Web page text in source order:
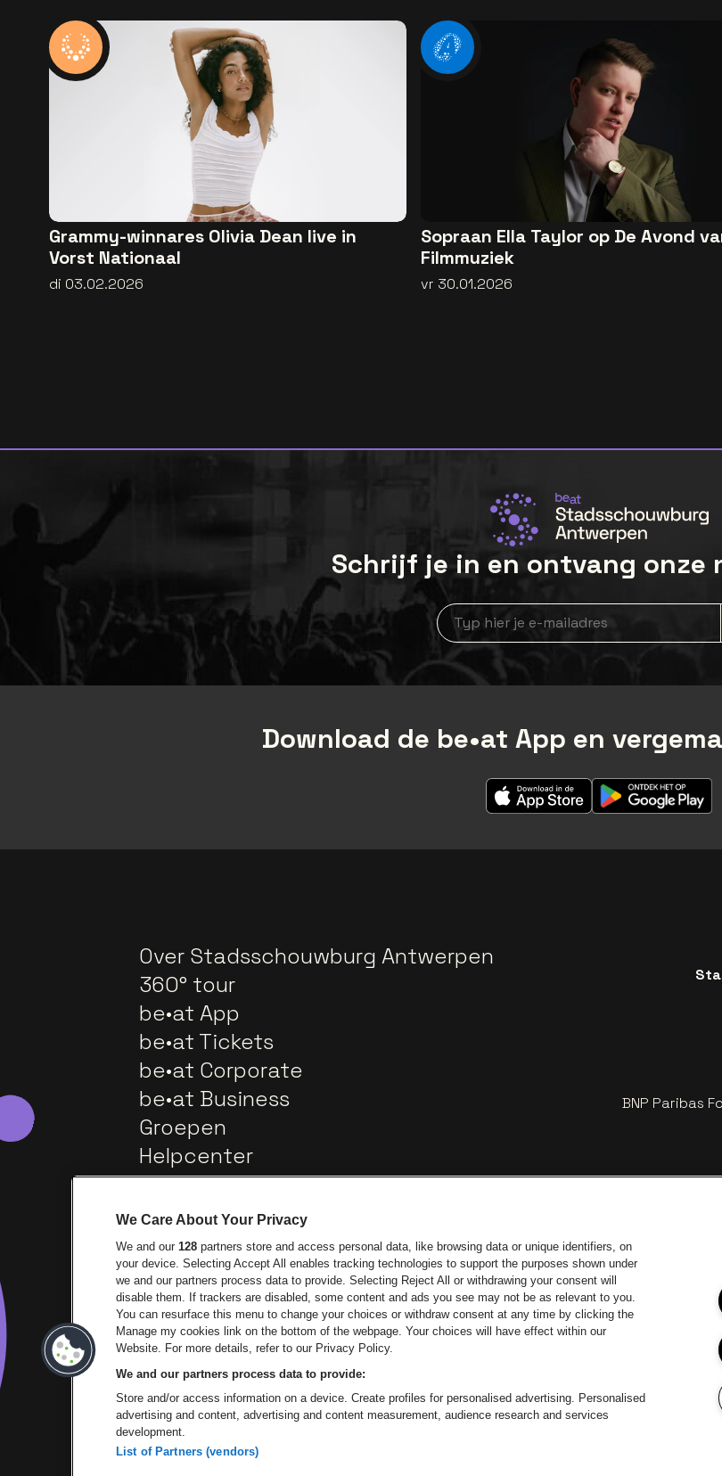
Grammy-winnares Olivia Dean live in
Vorst Nationaal
di 03.02.2026
Sopraan Ella Taylor op De Avond
Filmmuziek
vr 30.01.2026
Schrijf je in en ontvang onze
Nieuwsbrief aanmelding
Download de be•at App en
Over Stadsschouwburg Antwerpen
360° tour
be•at App
be•at Tickets
be•at Corporate
be•at Business
Groepen
Helpcenter
Contact
BNP Paribas
Ga naar de website van Europcar
Ga naar de website van JupilerGa naar de website van
Ga naar de website van Het logo van Jameson in offwhite
Ga naar de website van Het logo van
Ga naar de
Ga
We Care About Your Privacy
We and our 128 partners store and access personal data, like browsing data or unique identifiers, on
your device. Selecting Accept All enables tracking technologies to support the purposes shown under
we and our partners process data to provide. Selecting Reject All or withdrawing your consent will
disable them. If trackers are disabled, some content and ads you see may not be as relevant to you.
You can resurface this menu to change your choices or withdraw consent at any time by clicking the
Manage my cookies link on the bottom of the webpage. Your choices will have effect within our
Website. For more details, refer to our Privacy Policy.
We and our partners process data to provide:
Store and/or access information on a device. Create profiles for personalised advertising. Personalised
advertising and content, advertising and content measurement, audience research and services
development.
List of Partners (vendors)